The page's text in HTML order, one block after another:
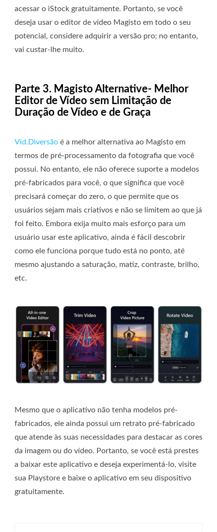
acessar o iStock gratuitamente. Portanto, se você
deseja usar o editor de vídeo Magisto em todo o seu
potencial, considere adquirir a versão pro; no entanto,
vai custar-lhe muito.
Parte 3. Magisto Alternative- Melhor
Editor de Vídeo sem Limitação de
Duração de Vídeo e de Graça
Vid.Diversão é a melhor alternativa ao Magisto em
termos de pré-processamento da fotografia que você
possui. No entanto, ele não oferece suporte a modelos
pré-fabricados para você, o que significa que você
precisará começar do zero, o que permite que os
usuários sejam mais criativos e não se limitem ao que já
foi feito. Embora exija muito mais esforço para um
usuário usar este aplicativo, ainda é fácil descobrir
como ele funciona porque tudo está no ponto, até
mesmo ajustando a saturação, matiz, contraste, brilho,
etc.
Mesmo que o aplicativo não tenha modelos pré-
fabricados, ele ainda possui um retrato pré-fabricado
que atende às suas necessidades para destacar as cores
da imagem ou do vídeo. Portanto, se você está prestes
a baixar este aplicativo e deseja experimentá-lo, visite
sua Playstore e baixe o aplicativo em seu dispositivo
gratuitamente.